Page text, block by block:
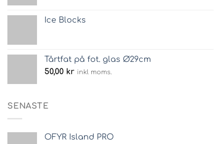
Ice Blocks
Tårtfat på fot. glas Ø29cm
50,00 kr inkl moms.
SENASTE
OFYR Island PRO